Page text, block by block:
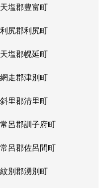
天塩郡豊富町
利尻郡利尻町
天塩郡幌延町
網走郡津別町
斜里郡清里町
常呂郡訓子府町
常呂郡佐呂間町
紋別郡湧別町